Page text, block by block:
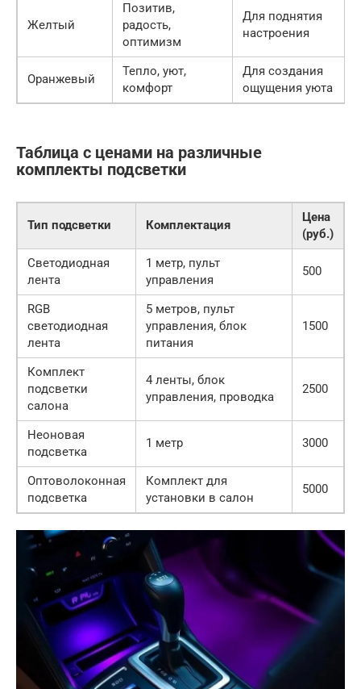
Желтый
Позитив,
радость,
оптимизм
Для поднятия
настроения
Оранжевый
Тепло, уют,
комфорт
Для создания
ощущения уюта
Таблица с ценами на различные
комплекты подсветки
Тип подсветки Комплектация
Цена
(руб.)
Светодиодная
лента
1 метр, пульт
управления
500
RGB
светодиодная
лента
5 метров, пульт
управления, блок
питания
1500
Комплект
подсветки
салона
4 ленты, блок
управления, проводка
2500
Неоновая
подсветка
1 метр 3000
Оптоволоконная
подсветка
Комплект для
установки в салон
5000